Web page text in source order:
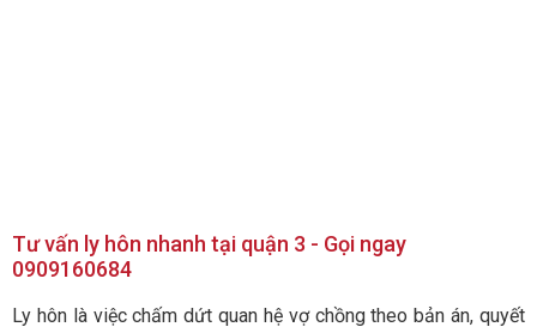
Tư vấn ly hôn nhanh tại quận 3 - Gọi ngay
0909160684
Ly hôn là việc chấm dứt quan hệ vợ chồng theo bản án, quyết